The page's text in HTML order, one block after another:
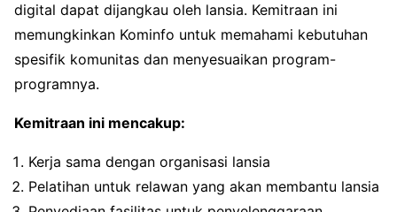
digital dapat dijangkau oleh lansia. Kemitraan ini
memungkinkan Kominfo untuk memahami kebutuhan
spesifik komunitas dan menyesuaikan program-
programnya.
Kemitraan ini mencakup:
Kerja sama dengan organisasi lansia
Pelatihan untuk relawan yang akan membantu lansia